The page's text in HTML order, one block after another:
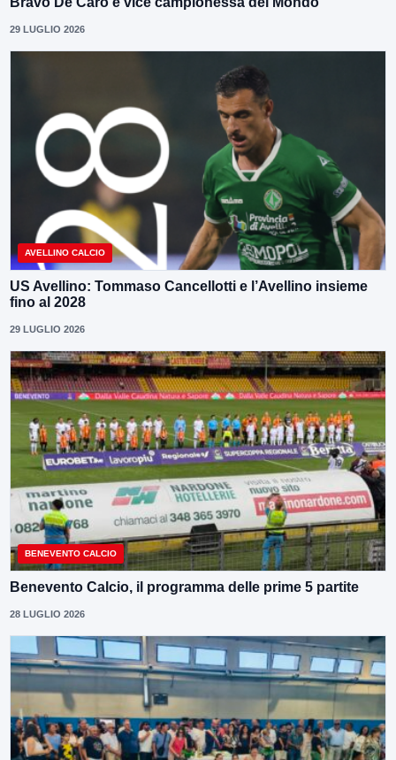
29 LUGLIO 2026
AVELLINO CALCIO
US Avellino: Tommaso Cancellotti e l’Avellino insieme
fino al 2028
29 LUGLIO 2026
BENEVENTO CALCIO
Benevento Calcio, il programma delle prime 5 partite
28 LUGLIO 2026